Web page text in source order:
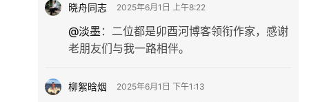
晓舟同志 2025年6月1日 上午8:22
@淡墨 ： 二位都是卯酉河博客领衔作家，感谢
老朋友们与我一路相伴。
柳絮晗烟 2025年6月1日 下午1:13